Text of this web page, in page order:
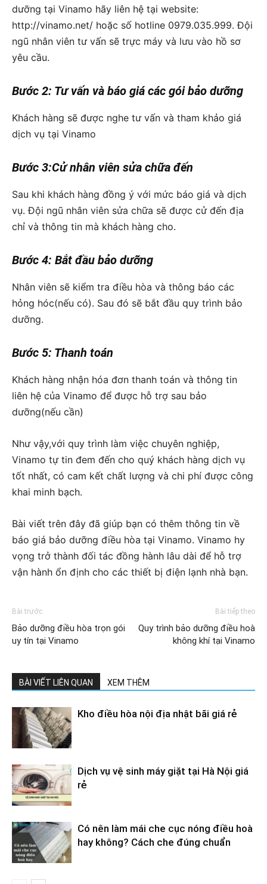
dưỡng tại Vinamo hãy liên hệ tại website:
http://vinamo.net/ hoặc số hotline 0979.035.999. Đội
ngũ nhân viên tư vấn sẽ trực máy và lưu vào hồ sơ
yêu cầu.
Bước 2: Tư vấn và báo giá các gói bảo dưỡng
Khách hàng sẽ được nghe tư vấn và tham khảo giá
dịch vụ tại Vinamo
Bước 3:Cử nhân viên sửa chữa đến
Sau khi khách hàng đồng ý với mức báo giá và dịch
vụ. Đội ngũ nhân viên sửa chữa sẽ được cử đến địa
chỉ và thông tin mà khách hàng cho.
Bước 4: Bắt đầu bảo dưỡng
Nhân viên sẽ kiểm tra điều hòa và thông báo các
hỏng hóc(nếu có). Sau đó sẽ bắt đầu quy trình bảo
dưỡng.
Bước 5: Thanh toán
Khách hàng nhận hóa đơn thanh toán và thông tin
liên hệ của Vinamo để được hỗ trợ sau bảo
dưỡng(nếu cần)
Như vậy,với quy trình làm việc chuyên nghiệp,
Vinamo tự tin đem đến cho quý khách hàng dịch vụ
tốt nhất, có cam kết chất lượng và chi phí được công
khai minh bạch.
Bài viết trên đây đã giúp bạn có thêm thông tin về
báo giá bảo dưỡng điều hòa tại Vinamo. Vinamo hy
vọng trở thành đối tác đồng hành lâu dài để hỗ trợ
vận hành ổn định cho các thiết bị điện lạnh nhà bạn.
Bài trước
Bảo dưỡng điều hòa trọn gói
uy tín tại Vinamo
Bài tiếp theo
Quy trình bảo dưỡng điều hoà
không khí tại Vinamo
BÀI VIẾT LIÊN QUAN XEM THÊM
Kho điều hòa nội địa nhật bãi giá rẻ
Dịch vụ vệ sinh máy giặt tại Hà Nội giá
rẻ
Có nên làm mái che cục nóng điều hoà
hay không? Cách che đúng chuẩn